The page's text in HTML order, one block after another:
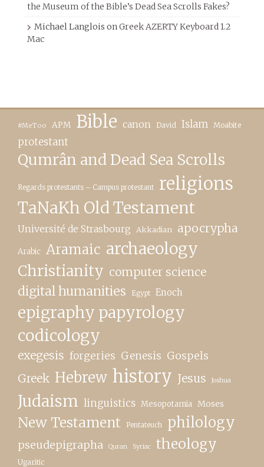
the Museum of the Bible’s Dead Sea Scrolls Fakes?
Michael Langlois on Greek AZERTY Keyboard 1.2
Mac
#MeToo APM Bible canon David Islam Moabite
protestant
Qumrân and Dead Sea Scrolls
Regards protestants – Campus protestant religions
TaNaKh Old Testament
Université de Strasbourg Akkadian apocrypha
Arabic Aramaic archaeology
Christianity computer science
digital humanities Egypt Enoch
epigraphy papyrology
codicology
exegesis forgeries Genesis Gospels
Greek Hebrew history Jesus Joshua
Judaism linguistics Mesopotamia Moses
New Testament Pentateuch philology
pseudepigrapha Quran Syriac theology
Ugaritic